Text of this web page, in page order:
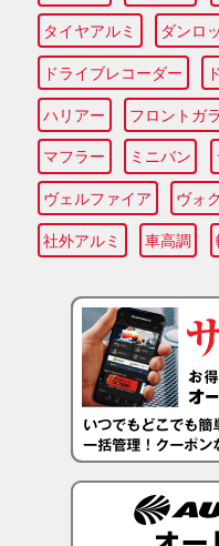
タイヤアルミ ダンロ
ドライブレコーダー
ハリアー フロントガ
マフラー ミニバン
ヴェルファイア ヴォ
社外アルミ 車高調